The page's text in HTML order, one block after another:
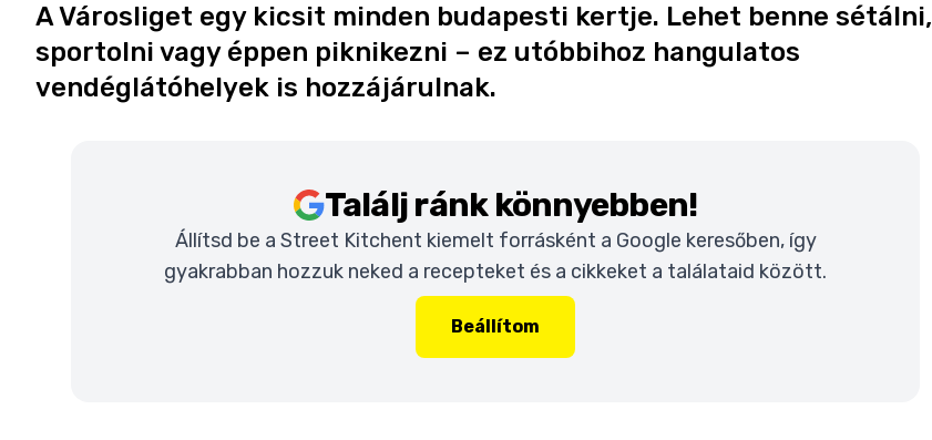
A Városliget egy kicsit minden budapesti kertje. Lehet benne sétálni,
sportolni vagy éppen piknikezni – ez utóbbihoz hangulatos
vendéglátóhelyek is hozzájárulnak.
Találj ránk könnyebben!
Állítsd be a Street Kitchent kiemelt forrásként a Google keresőben, így
gyakrabban hozzuk neked a recepteket és a cikkeket a találataid között.
Beállítom